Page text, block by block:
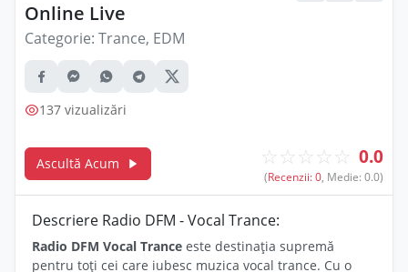
Online Live
Categorie: Trance, EDM
137 vizualizări
Ascultă Acum ☆ ☆ ☆ ☆ ☆ 0.0
(Recenzii: 0, Medie: 0.0)
Descriere Radio DFM - Vocal Trance:
Radio DFM Vocal Trance este destinația supremă
pentru toți cei care iubesc muzica vocal trance. Cu o